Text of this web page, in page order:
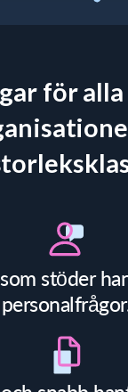
för
stöder